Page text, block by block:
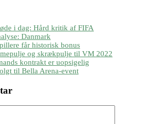
i dag: Hård kritik af FIFA
Danmark
får historisk bonus
og skrækpulje til VM 2022
kontrakt er uopsigelig
til Bella Arena-event